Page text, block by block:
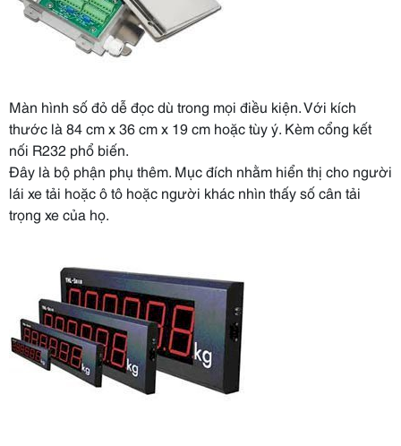
Màn hình số đỏ dễ đọc dù trong mọi điều kiện. Với kích
thước là 84 cm x 36 cm x 19 cm hoặc tùy ý. Kèm cổng kết
nối R232 phổ biến.
Đây là bộ phận phụ thêm. Mục đích nhằm hiển thị cho người
lái xe tải hoặc ô tô hoặc người khác nhìn thấy số cân tải
trọng xe của họ.